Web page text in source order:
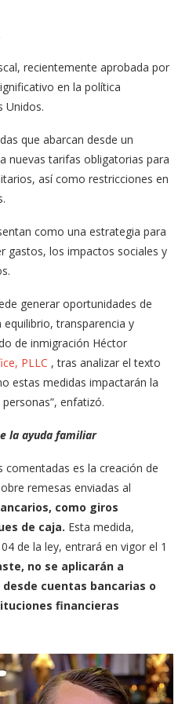
recientemente aprobada por
en la política
Unidos.
que abarcan desde un
nuevas tarifas obligatorias para
así como restricciones en
como una estrategia para
gastos, los impactos sociales y
generar oportunidades de
transparencia y
de inmigración Héctor
PLLC , tras analizar el texto
estas medidas impactarán la
enfatizó.
la ayuda familiar
comentadas es la creación de
remesas enviadas al
como giros
de caja. Esta medida,
de la ley, entrará en vigor el 1
no se aplicarán a
cuentas bancarias o
financieras